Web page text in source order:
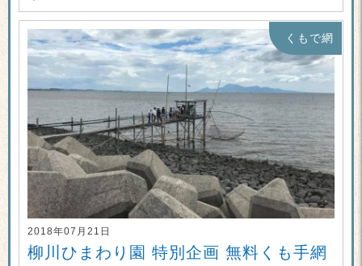
くもで網
2018年07月21日
柳川ひまわり園 特別企画 無料くも手網